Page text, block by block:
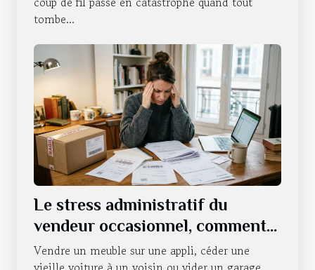
tombe...
Le stress administratif du
vendeur occasionnel, comment
s’en défaire ?
Vendre un meuble sur une appli, céder une